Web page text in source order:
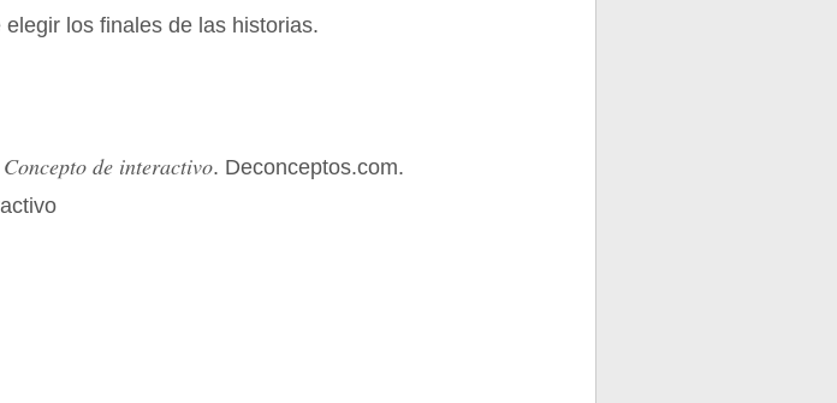
los finales de las historias.
Concepto de interactivo. Deconceptos.com.